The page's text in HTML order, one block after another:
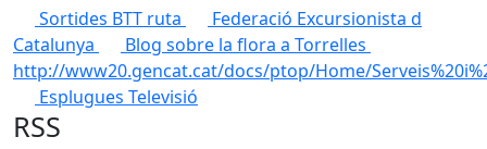
Sortides BTT ruta
Federació Excursionista d
Catalunya
Blog sobre la flora a Torrelles
http://www20.gencat.cat/docs/ptop/Home/
Esplugues Televisió
RSS